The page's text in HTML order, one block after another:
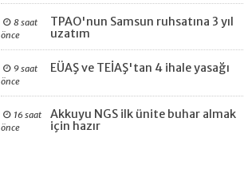
8 saat
önce
TPAO'nun Samsun ruhsatına 3 yıl
uzatım
9 saat
önce
EÜAŞ ve TEİAŞ'tan 4 ihale yasağı
16 saat
önce
Akkuyu NGS ilk ünite buhar almak
için hazır